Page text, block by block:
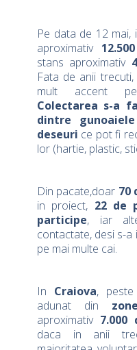
Pe data de 12 mai,
aproximativ
stans aproximativ
Fata de anii
mult accent pe
Colectarea s-a
dintre
deseuri ce pot fi
lor (hartie, plastic,
Din pacate,doar 70
in proiect, 22 de
participe, iar
contactate, desi s-
pe mai multe cai.
In Craiova, peste
adunat din
aproximativ
daca in anii